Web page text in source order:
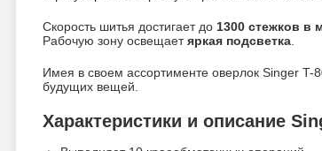
Скорость шитья достигает до 1300 стежков в
Рабочую зону освещаетяркая подсветка
Имея в своем ассортименте оверлок Singer T-
будущих вещей.
Характеристики и описание